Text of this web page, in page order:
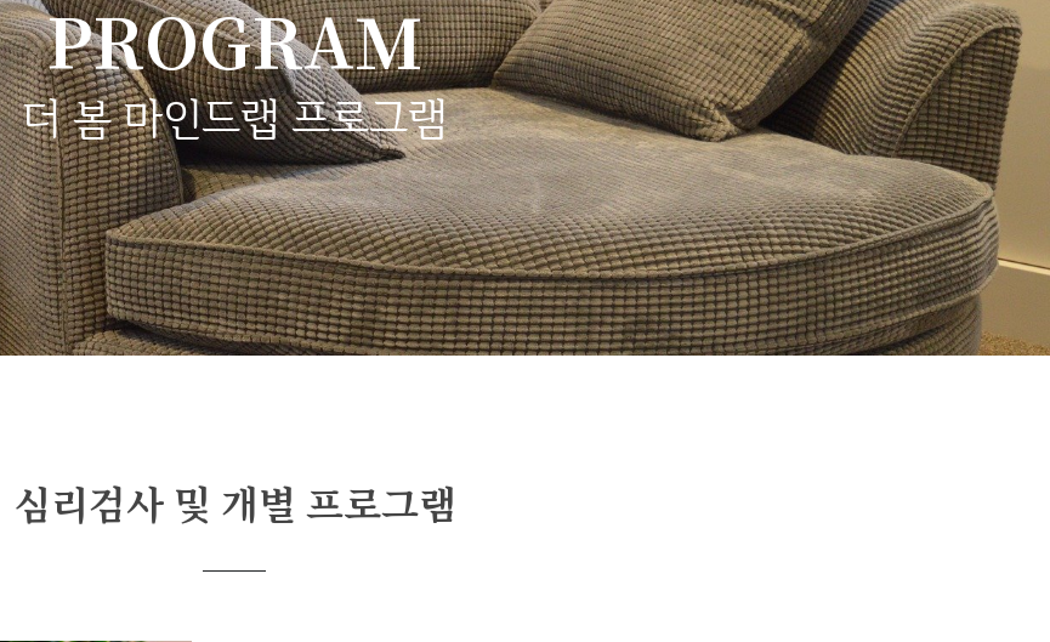
PROGRAM
더 봄 마인드랩 프로그램
심리검사 및 개별 프로그램